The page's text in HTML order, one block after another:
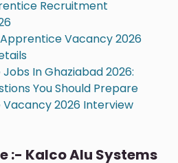
Recruitment
Vacancy 2026
In Ghaziabad 2026:
You Should Prepare
2026 Interview
:- Kalco Alu Systems